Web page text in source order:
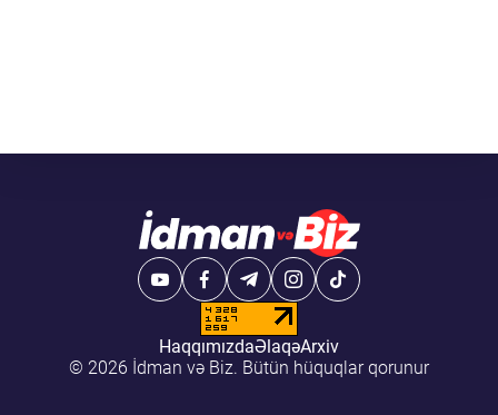
HaqqımızdaƏlaqəArxiv
© 2026 İdman və Biz. Bütün hüquqlar qorunur